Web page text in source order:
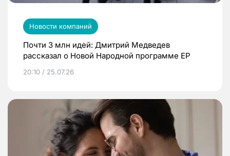
Новости компаний
Почти 3 млн идей: Дмитрий Медведев
рассказал о Новой Народной программе ЕР
20:10 / 25.07.26